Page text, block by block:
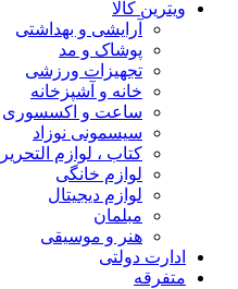
ویترین کالا
آرایشی و بهداشتی
پوشاک و مد
تجهیزات ورزشی
خانه و آشپزخانه
ساعت و اکسسوری
سیسمونی نوزاد
کتاب ، لوازم التحریر
لوازم خانگی
لوازم دیجیتال
مبلمان
هنر و موسیقی
ادارت دولتی
متفرقه